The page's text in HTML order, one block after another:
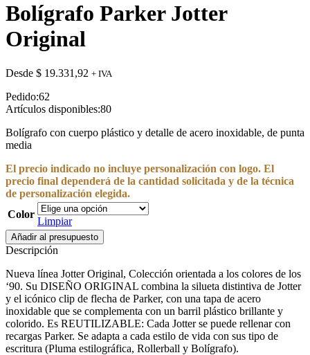
Bolígrafo Parker Jotter
Original
Desde $ 19.331,92 + IVA
Pedido:62
Artículos disponibles:80
Bolígrafo con cuerpo plástico y detalle de acero inoxidable, de punta
media
El precio indicado no incluye personalización con logo. El
precio final dependerá de la cantidad solicitada y de la técnica
de personalización elegida.
Color
Limpiar
Bolígrafo
Parker
Original
cantidad
Añadir al presupuesto
Descripción
Nueva línea Jotter Original, Colección orientada a los colores de los
‘90. Su DISEÑO ORIGINAL combina la silueta distintiva de Jotter
y el icónico clip de flecha de Parker, con una tapa de acero
inoxidable que se complementa con un barril plástico brillante y
colorido. Es REUTILIZABLE: Cada Jotter se puede rellenar con
recargas Parker. Se adapta a cada estilo de vida con sus tipo de
escritura (Pluma estilográfica, Rollerball y Bolígrafo).